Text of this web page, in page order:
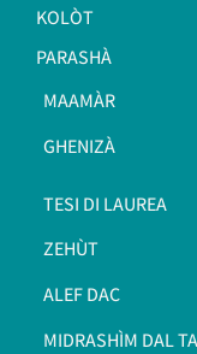
KOLÒT
PARASHÀ
MAAMÀR
GHENIZÀ
TESI DI LAUREA
ZEHÙT
ALEF DAC
MIDRASHÌM DAL